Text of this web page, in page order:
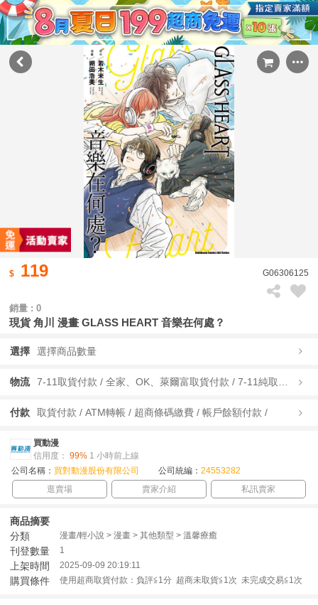
119 G06306125
銷量 : 0
現貨 角川 漫畫 GLASS HEART 音樂在何處？
選擇 選擇商品數量
物流
付款 取貨付款 / ATM轉帳 / 超商條碼繳費 / 帳戶餘額付款 /
買動漫
信用度： 99% 1 小時前上線
公司名稱： 買對動漫股份有限公司 公司統編： 24553282
逛賣場
賣家介紹 私訊賣家
商品摘要
分類
漫畫/輕小說 > 漫畫 > 其他類型 > 溫馨療癒
刊登數量 1
上架時間 2025-09-09 20:19:11
購買條件 使用超商取貨付款：負評≦1分 超商未取貨≦1次 未完成交易≦1次